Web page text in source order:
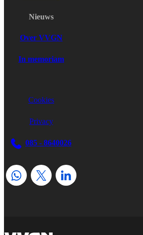
Nieuws
Over VVGN
In memoriam
Cookies
Privacy
085 - 8640026